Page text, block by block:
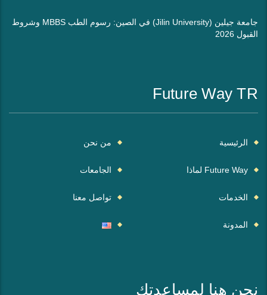
جامعة جيلين (Jilin University) في الصين: رسوم الطب MBBS وشروط
القبول 2026
Future Way TR
الرئيسية من نحن
Future Way لماذا الجامعات
الخدمات تواصل معنا
المدونة
نحن هنا لمساعدتك